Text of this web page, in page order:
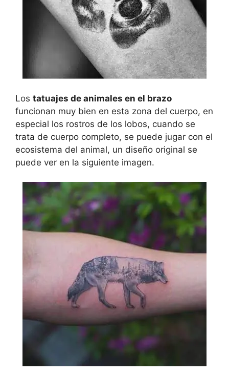
Los tatuajes de animales en el brazo
funcionan muy bien en esta zona del cuerpo, en
especial los rostros de los lobos, cuando se
trata de cuerpo completo, se puede jugar con el
ecosistema del animal, un diseño original se
puede ver en la siguiente imagen.